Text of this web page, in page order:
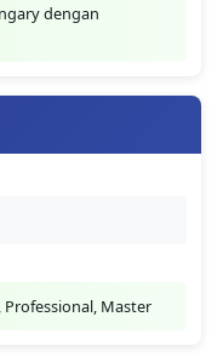
dengan
Master